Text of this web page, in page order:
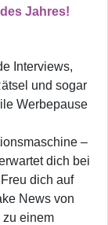
Jahres!
Interviews,
und sogar
Werbepause
–
dich bei
dich auf
News von
zu einem